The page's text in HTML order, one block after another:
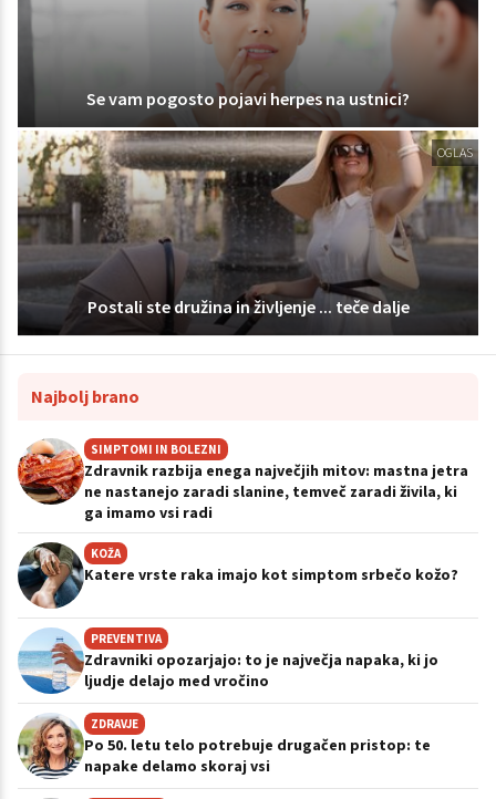
Se vam pogosto pojavi herpes na ustnici?
OGLAS
Postali ste družina in življenje ... teče dalje
Najbolj brano
SIMPTOMI IN BOLEZNI
Zdravnik razbija enega največjih mitov: mastna jetra
ne nastanejo zaradi slanine, temveč zaradi živila, ki
ga imamo vsi radi
KOŽA
Katere vrste raka imajo kot simptom srbečo kožo?
PREVENTIVA
Zdravniki opozarjajo: to je največja napaka, ki jo
ljudje delajo med vročino
ZDRAVJE
Po 50. letu telo potrebuje drugačen pristop: te
napake delamo skoraj vsi